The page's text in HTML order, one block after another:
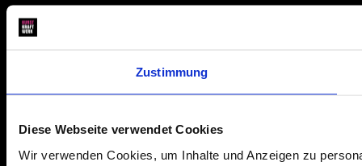
Zustimmung
Diese Webseite verwendet Cookies
Wir verwenden Cookies, um Inhalte und Anzeigen zu